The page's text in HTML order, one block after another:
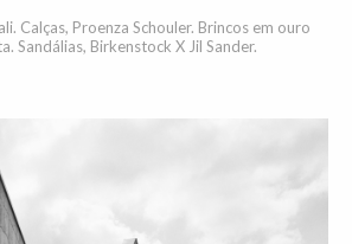
Calças, Proenza Schouler. Brincos em ouro
Sandálias, Birkenstock X Jil Sander.